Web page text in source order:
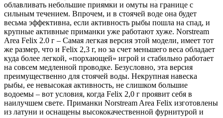
облавливать небольшие приямки и омуты на границе с
сильным течением. Впрочем, и в стоячей воде она будет
весьма эффективна, если активность рыбы пошла на спад, и
крупные активные приманки уже работают хуже. Norstream
Area Felix 2.0 г – Самая легкая версия этой модели, имеет тот
же размер, что и Felix 2,3 г, но за счет меньшего веса обладает
куда более легкой, «порхающей» игрой и стабильно работает
на совсем медленной проводке. Безусловно, эта версия
преимущественно для стоячей воды. Некрупная навеска
рыбы, ее невысокая активность, не слишком большие
водоемы – вот условия, когда Felix 2,0 г проявит себя в
наилучшем свете. Приманки Norstream Area Felix изготовлены
из латуни и оснащены высококачественной фурнитурой и